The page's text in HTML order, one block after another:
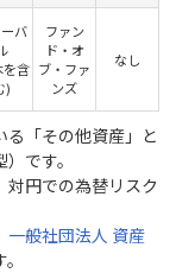
バ
を含
)
ファン
ド・オ
ブ・ファ
ンズ
なし
「その他資産」と
です。
円での為替リスク
一般社団法人 資産